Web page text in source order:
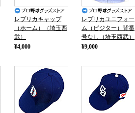
レプリカキャップ
（ホーム）（埼玉西
武）
¥4,000
レプリカユニフォー
ム（ビジター）背番
号なし（埼玉西武）
¥9,000